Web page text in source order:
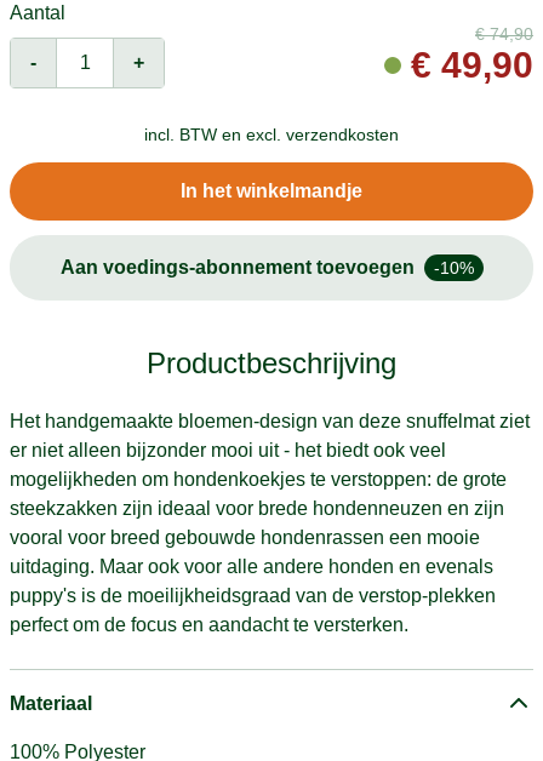
Aantal
- +
€74,90
€ 49,90
incl. BTW en excl. verzendkosten
In het winkelmandje
Aan voedings-abonnement toevoegen -10%
Productbeschrijving
Het handgemaakte bloemen-design van deze snuffelmat ziet
er niet alleen bijzonder mooi uit - het biedt ook veel
mogelijkheden om hondenkoekjes te verstoppen: de grote
steekzakken zijn ideaal voor brede hondenneuzen en zijn
vooral voor breed gebouwde hondenrassen een mooie
uitdaging. Maar ook voor alle andere honden en evenals
puppy's is de moeilijkheidsgraad van de verstop-plekken
perfect om de focus en aandacht te versterken.
Materiaal
100% Polyester